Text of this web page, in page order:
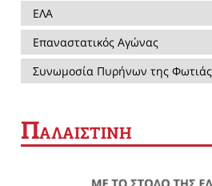
ΕΛΑ
Επαναστατικός Αγώνας
Συνωμοσία Πυρήνων της Φωτιάς
ΠΑΛΑΙΣΤΙΝΗ